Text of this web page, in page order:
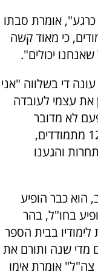
אומרת סבתו
כי מאוד קשה
יכולים".
די בשלווה "אני
את עצמי לעובדה
לא מדובר
בשופטים, אלא בקהל . כולנו, כל ה-12 מתמודדים,
את התחרות והגענו
כבר הופיע
בחו"ל, בהר
בבית הספר
מדי שנה ותורם את
צה"ל" אומרת אימו